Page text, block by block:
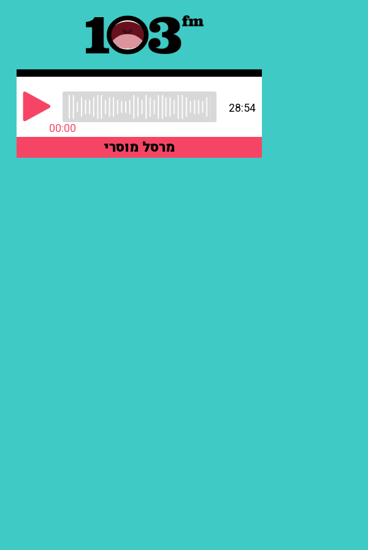
00:00
28:54
מרסל מוסרי